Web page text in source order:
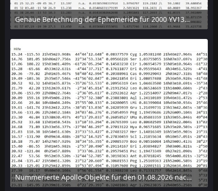
Genaue Berechnung der Ephemeride für 2000 YV137 mit dem online-tool "Horizon" des JPL
6. August 2026 um 15:38
Nummerierte Apollo-Objekte für den 01.08.2026 nach Erdabstand sortiert, nur die ersten der 1910 Objekte angezeigt
6. August 2026 um 15:14